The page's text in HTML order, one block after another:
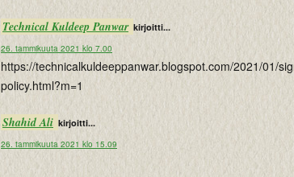
Technical Kuldeep Panwar kirjoitti...
26. tammikuuta 2021 klo 7.00
https://technicalkuldeeppanwar.blogspot.com/2021/01/
policy.html?m=1
Shahid Ali kirjoitti...
26. tammikuuta 2021 klo 15.09